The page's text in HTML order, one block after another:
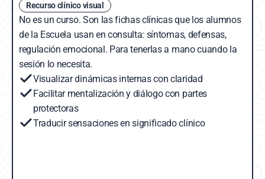
Recurso clínico visual
No es un curso. Son las fichas clínicas que los alumnos
de la Escuela usan en consulta: síntomas, defensas,
regulación emocional. Para tenerlas a mano cuando la
sesión lo necesita.
Visualizar dinámicas internas con claridad
Facilitar mentalización y diálogo con partes
protectoras
Traducir sensaciones en significado clínico